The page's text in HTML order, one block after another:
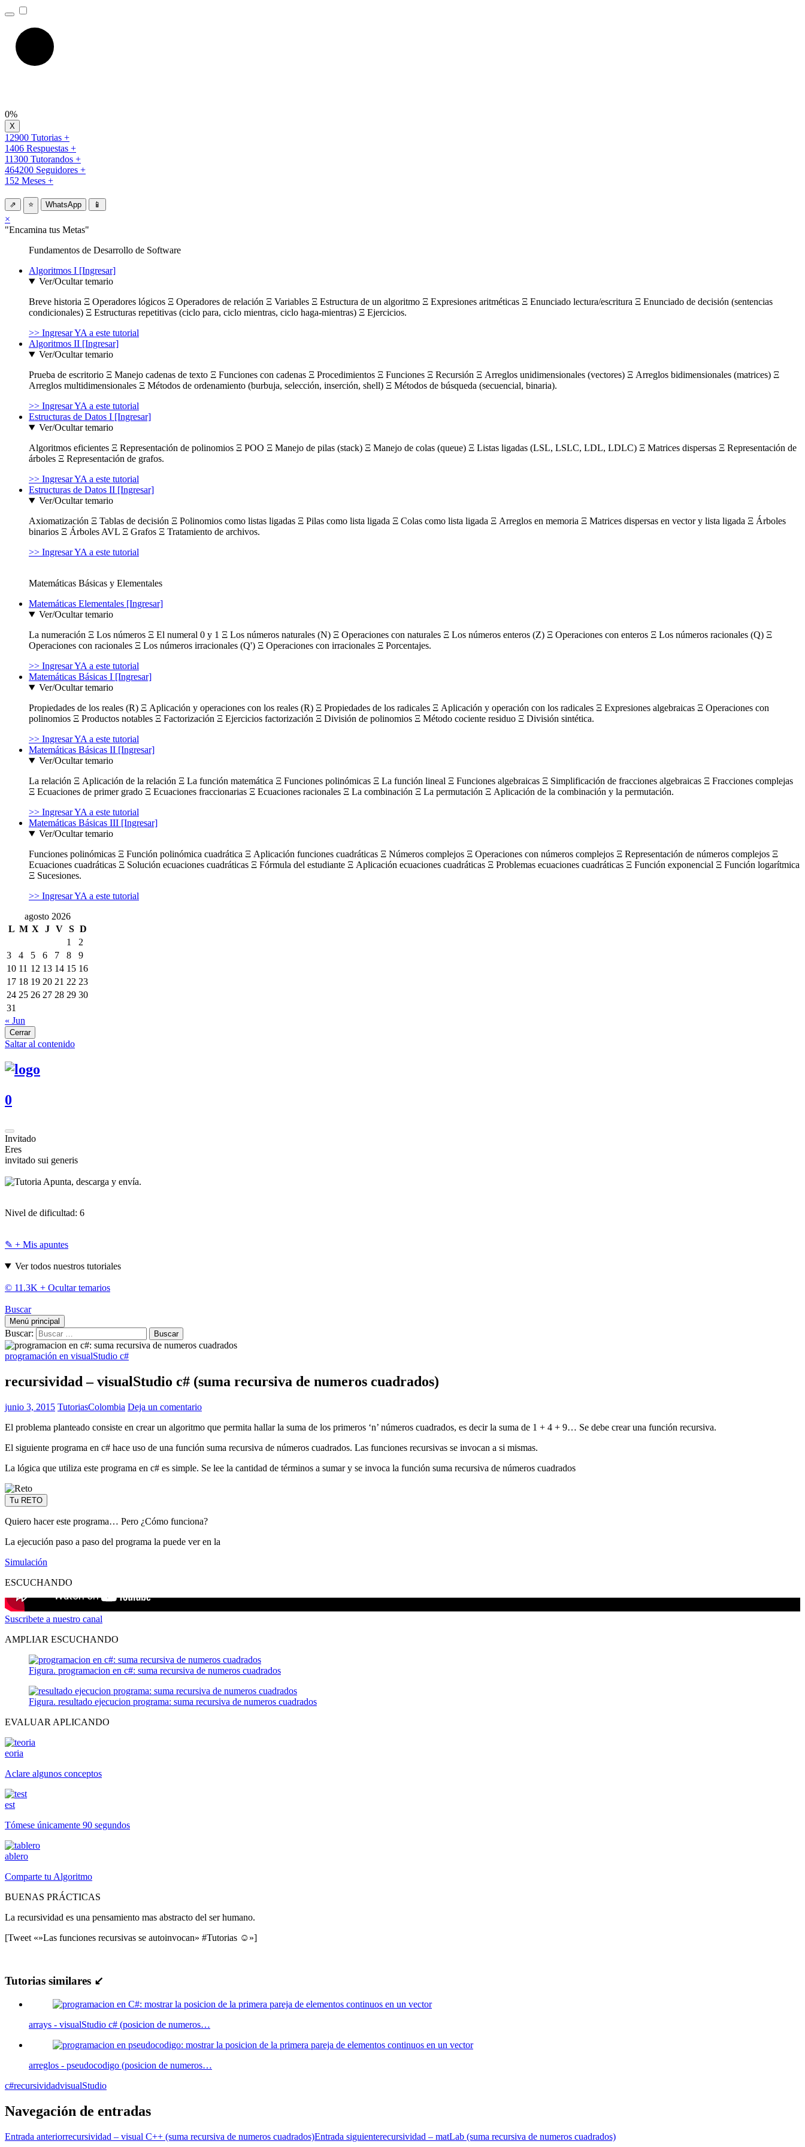
0%
12900 Tutorias +
1406 Respuestas +
11300 Tutorandos +
464200 Seguidores +
152 Meses +
⇗ ⭐ WhatsApp 📱
×
"Encamina tus Metas"
Fundamentos de Desarrollo de Software
Algoritmos I [Ingresar]
Ver/Ocultar temario
Breve historia Ξ Operadores lógicos Ξ Operadores de relación Ξ Variables Ξ Estructura de un algoritmo Ξ Expresiones aritméticas Ξ Enunciado lectura/escritura Ξ Enunciado de decisión (sentencias
condicionales) Ξ Estructuras repetitivas (ciclo para, ciclo mientras, ciclo haga-mientras) Ξ Ejercicios.
>> Ingresar YA a este tutorial
Algoritmos II [Ingresar]
Ver/Ocultar temario
Prueba de escritorio Ξ Manejo cadenas de texto Ξ Funciones con cadenas Ξ Procedimientos Ξ Funciones Ξ Recursión Ξ Arreglos unidimensionales (vectores) Ξ Arreglos bidimensionales (matrices) Ξ
Arreglos multidimensionales Ξ Métodos de ordenamiento (burbuja, selección, inserción, shell) Ξ Métodos de búsqueda (secuencial, binaria).
>> Ingresar YA a este tutorial
Estructuras de Datos I [Ingresar]
Ver/Ocultar temario
Algoritmos eficientes Ξ Representación de polinomios Ξ POO Ξ Manejo de pilas (stack) Ξ Manejo de colas (queue) Ξ Listas ligadas (LSL, LSLC, LDL, LDLC) Ξ Matrices dispersas Ξ Representación de
árboles Ξ Representación de grafos.
>> Ingresar YA a este tutorial
Estructuras de Datos II [Ingresar]
Ver/Ocultar temario
Axiomatización Ξ Tablas de decisión Ξ Polinomios como listas ligadas Ξ Pilas como lista ligada Ξ Colas como lista ligada Ξ Arreglos en memoria Ξ Matrices dispersas en vector y lista ligada Ξ Árboles
binarios Ξ Árboles AVL Ξ Grafos Ξ Tratamiento de archivos.
>> Ingresar YA a este tutorial
Matemáticas Básicas y Elementales
Matemáticas Elementales [Ingresar]
Ver/Ocultar temario
La numeración Ξ Los números Ξ El numeral 0 y 1 Ξ Los números naturales (N) Ξ Operaciones con naturales Ξ Los números enteros (Z) Ξ Operaciones con enteros Ξ Los números racionales (Q) Ξ
Operaciones con racionales Ξ Los números irracionales (Q') Ξ Operaciones con irracionales Ξ Porcentajes.
>> Ingresar YA a este tutorial
Matemáticas Básicas I [Ingresar]
Ver/Ocultar temario
Propiedades de los reales (R) Ξ Aplicación y operaciones con los reales (R) Ξ Propiedades de los radicales Ξ Aplicación y operación con los radicales Ξ Expresiones algebraicas Ξ Operaciones con
polinomios Ξ Productos notables Ξ Factorización Ξ Ejercicios factorización Ξ División de polinomios Ξ Método cociente residuo Ξ División sintética.
>> Ingresar YA a este tutorial
Matemáticas Básicas II [Ingresar]
Ver/Ocultar temario
La relación Ξ Aplicación de la relación Ξ La función matemática Ξ Funciones polinómicas Ξ La función lineal Ξ Funciones algebraicas Ξ Simplificación de fracciones algebraicas Ξ Fracciones complejas
Ξ Ecuaciones de primer grado Ξ Ecuaciones fraccionarias Ξ Ecuaciones racionales Ξ La combinación Ξ La permutación Ξ Aplicación de la combinación y la permutación.
>> Ingresar YA a este tutorial
Matemáticas Básicas III [Ingresar]
Ver/Ocultar temario
Funciones polinómicas Ξ Función polinómica cuadrática Ξ Aplicación funciones cuadráticas Ξ Números complejos Ξ Operaciones con números complejos Ξ Representación de números complejos Ξ
Ecuaciones cuadráticas Ξ Solución ecuaciones cuadráticas Ξ Fórmula del estudiante Ξ Aplicación ecuaciones cuadráticas Ξ Problemas ecuaciones cuadráticas Ξ Función exponencial Ξ Función logarítmica
Ξ Sucesiones.
>> Ingresar YA a este tutorial
agosto 2026
L M X J V S D
1
2
3
4 5 6 7 8
9
10 11 12 13 14 15 16
17 18 19 20 21 22 23
24 25 26 27 28 29 30
31
« Jun
Cerrar
Saltar al contenido
0
Invitado
Eres
invitado sui generis
Apunta, descarga y envía.
Nivel de dificultad: 6
✎ + Mis apuntes
Ver todos nuestros tutoriales
© 11.3K + Ocultar temarios
Buscar
Menú principal
Buscar:
programación en visualStudio c#
recursividad – visualStudio c# (suma recursiva de numeros cuadrados)
junio 3, 2015 TutoriasColombia Deja un comentario
El problema planteado consiste en crear un algoritmo que permita hallar la suma de los primeros ‘n’ números cuadrados, es decir la suma de 1 + 4 + 9… Se debe crear una función recursiva.
El siguiente programa en c# hace uso de una función suma recursiva de números cuadrados. Las funciones recursivas se invocan a si mismas.
La lógica que utiliza este programa en c# es simple. Se lee la cantidad de términos a sumar y se invoca la función suma recursiva de números cuadrados
Tu RETO
Quiero hacer este programa… Pero ¿Cómo funciona?
La ejecución paso a paso del programa la puede ver en la
Simulación
ESCUCHANDO
Suscribete a nuestro canal
AMPLIAR ESCUCHANDO
Figura. programacion en c#: suma recursiva de numeros cuadrados
Figura. resultado ejecucion programa: suma recursiva de numeros cuadrados
EVALUAR APLICANDO
eoria
Aclare algunos conceptos
est
Tómese únicamente 90 segundos
ablero
Comparte tu Algoritmo
BUENAS PRÁCTICAS
La recursividad es una pensamiento mas abstracto del ser humano.
[Tweet «»Las funciones recursivas se autoinvocan» #Tutorias ☺»]
Tutorias similares ↙
arrays - visualStudio c# (posicion de numeros…
arreglos - pseudocodigo (posicion de numeros…
c#recursividadvisualStudio
Navegación de entradas
Entrada anteriorrecursividad – visual C++ (suma recursiva de numeros cuadrados)Entrada siguienterecursividad – matLab (suma recursiva de numeros cuadrados)